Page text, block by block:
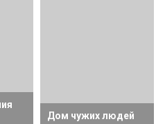
Дом чужих людей